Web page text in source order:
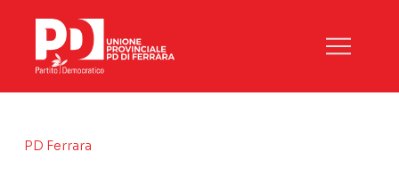
PD Ferrara